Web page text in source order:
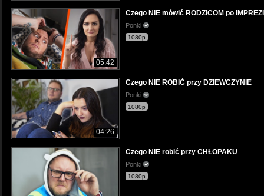
05:42
Czego NIE mówić RODZICOM po
Ponki
1080p
04:26
Czego NIE ROBIĆ przy DZIEWCZYNIE
Ponki
1080p
Czego NIE robić przy CHŁOPAKU
Ponki
1080p